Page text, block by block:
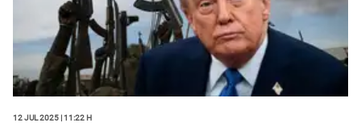
12 Jul 2025 | 11:22 h